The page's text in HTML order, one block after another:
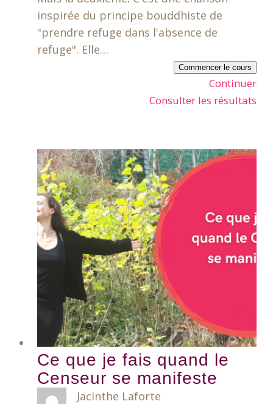
inspirée du principe bouddhiste de
"prendre refuge dans l'absence de
refuge". Elle…
Commencer le cours
Continuer
Consulter les résultats
Ce que je fais quand le
Censeur se manifeste
Jacinthe Laforte